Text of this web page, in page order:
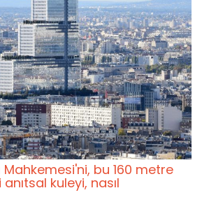
Mahkemesi'ni, bu 160 metre
kuleyi, nasıl